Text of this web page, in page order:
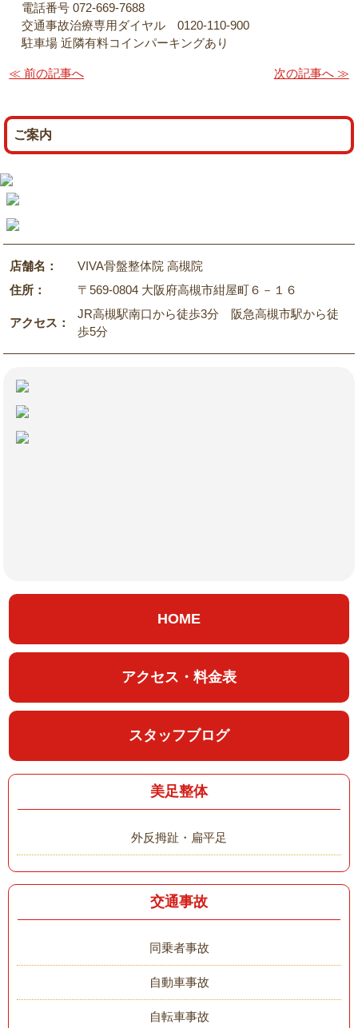
電話番号 072-669-7688
交通事故治療専用ダイヤル 0120-110-900
駐車場 近隣有料コインパーキングあり
≪ 前の記事へ 次の記事へ ≫
ご案内
店舗名：
VIVA骨盤整体院 高槻院
住所：
〒569-0804 大阪府高槻市紺屋町６－１６
アクセス：
JR高槻駅南口から徒歩3分 阪急高槻市駅から徒
歩5分
HOME
アクセス・料金表
スタッフブログ
美足整体
外反拇趾・扁平足
交通事故
同乗者事故
自動車事故
自転車事故